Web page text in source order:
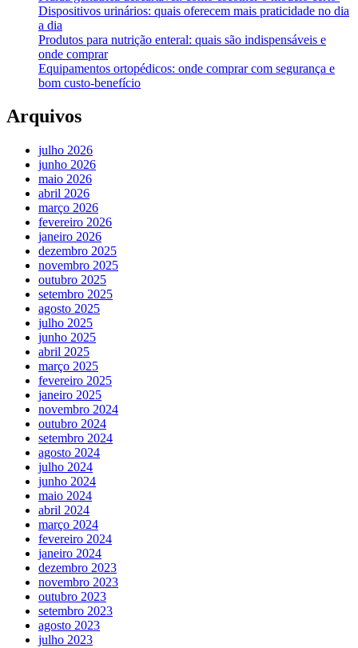
Dispositivos urinários: quais oferecem mais praticidade no dia
a dia
Produtos para nutrição enteral: quais são indispensáveis e
onde comprar
Equipamentos ortopédicos: onde comprar com segurança e
bom custo-benefício
Arquivos
julho 2026
junho 2026
maio 2026
abril 2026
março 2026
fevereiro 2026
janeiro 2026
dezembro 2025
novembro 2025
outubro 2025
setembro 2025
agosto 2025
julho 2025
junho 2025
abril 2025
março 2025
fevereiro 2025
janeiro 2025
novembro 2024
outubro 2024
setembro 2024
agosto 2024
julho 2024
junho 2024
maio 2024
abril 2024
março 2024
fevereiro 2024
janeiro 2024
dezembro 2023
novembro 2023
outubro 2023
setembro 2023
agosto 2023
julho 2023